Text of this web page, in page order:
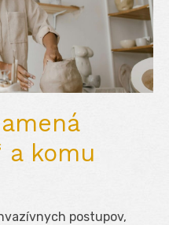
a komu
postupov,